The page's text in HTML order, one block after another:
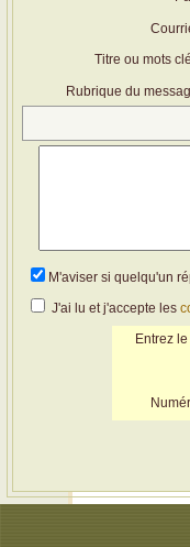
Titre ou mots
Rubrique du
M'aviser si quelqu'un
J'ai lu et j'accepte les
Entrez